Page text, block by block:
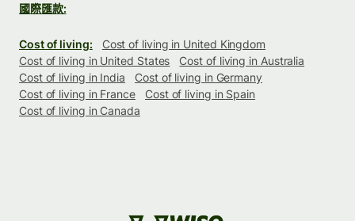
國際匯款:
Cost of living:
Cost of living in United Kingdom
Cost of living in United States
Cost of living in Australia
Cost of living in India
Cost of living in Germany
Cost of living in France
Cost of living in Spain
Cost of living in Canada